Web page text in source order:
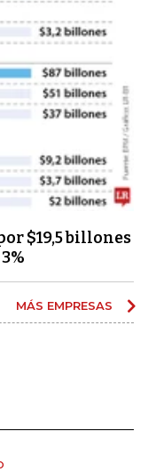
$19,5 billones
MÁS EMPRESAS